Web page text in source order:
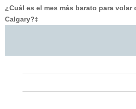
¿Cuál es el mes más barato para volar
Calgary?‡